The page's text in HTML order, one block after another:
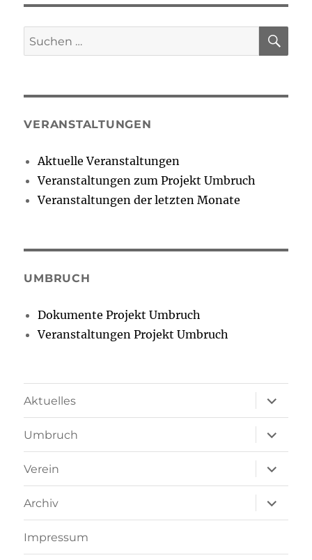
Suchen
nach:
VERANSTALTUNGEN
Aktuelle Veranstaltungen
Veranstaltungen zum Projekt Umbruch
Veranstaltungen der letzten Monate
UMBRUCH
Dokumente Projekt Umbruch
Veranstaltungen Projekt Umbruch
Aktuelles
öffnen
Umbruch
öffnen
Verein
öffnen
Archiv
öffnen
Impressum